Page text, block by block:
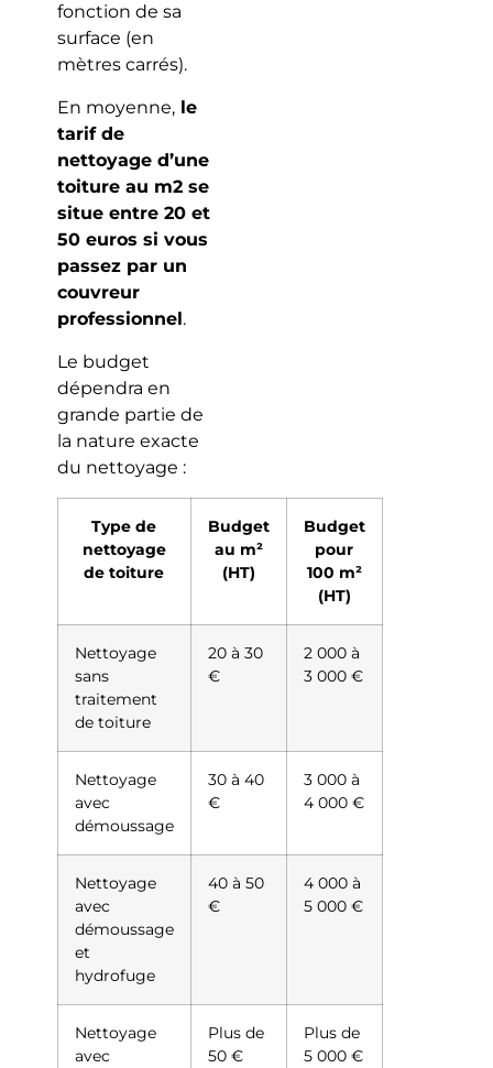
fonction de sa
surface (en
mètres carrés).
En moyenne,le
tarif de
nettoyage d’une
toiture au m2 se
situe entre 20 et
50 euros si vous
passez par un
couvreur
professionnel.
Le budget
dépendra en
grande partie de
la nature exacte
du nettoyage :
Type de
nettoyage
de toiture
Budget
au m²
(HT)
Budget
pour
100 m²
(HT)
Nettoyage
sans
traitement
de toiture
20 à 30
€
2 000 à
3 000 €
Nettoyage
avec
démoussage
30 à 40
€
3 000 à
4 000 €
Nettoyage
avec
démoussage
et
hydrofuge
40 à 50
€
4 000 à
5 000 €
Nettoyage
avec
Plus de
50 €
Plus de
5 000 €